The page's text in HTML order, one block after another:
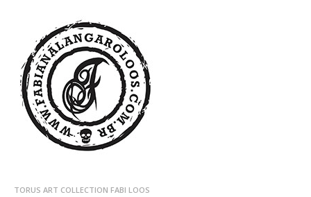
TORUS ART COLLECTION FABI LOOS